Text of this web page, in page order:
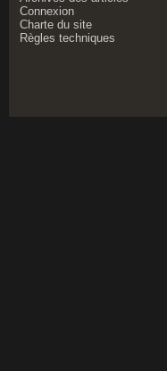
Connexion
Charte du site
Règles techniques